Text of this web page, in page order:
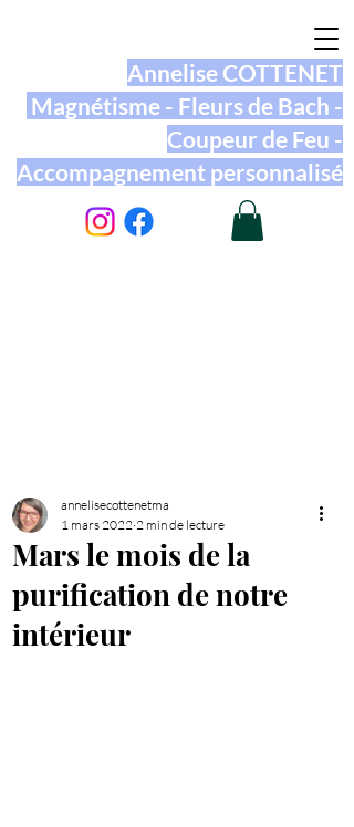
Annelise COTTENET
Magnétisme - Fleurs de Bach -
Coupeur de Feu -
Accompagnement personnalisé
Mars le mois de la
purification de notre
intérieur
annelisecottenetma
1 mars 2022 2 min de lecture